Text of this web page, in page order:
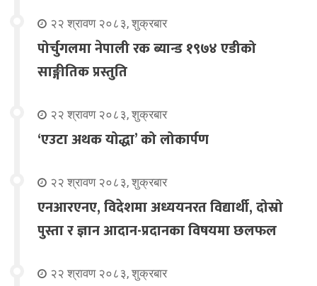
२२ श्रावण २०८३, शुक्रबार
पोर्चुगलमा नेपाली रक ब्यान्ड १९७४ एडीको
साङ्गीतिक प्रस्तुति
२२ श्रावण २०८३, शुक्रबार
‘एउटा अथक योद्धा’ को लोकार्पण
२२ श्रावण २०८३, शुक्रबार
एनआरएनए, विदेशमा अध्ययनरत विद्यार्थी, दोस्रो
पुस्ता र ज्ञान आदान-प्रदानका विषयमा छलफल
२२ श्रावण २०८३, शुक्रबार